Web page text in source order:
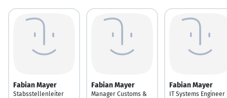
Fabian Mayer
Stabsstellenleiter
Fabian Mayer
Manager Customs &
Fabian Mayer
IT Systems Engineer